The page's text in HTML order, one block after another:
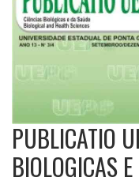
PUBLICATIO
BIOLOGICAS